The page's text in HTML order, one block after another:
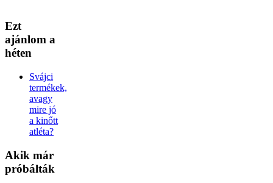
Ezt
ajánlom a
héten
Svájci
termékek,
avagy
mire jó
a kinőtt
atléta?
Akik már
próbálták